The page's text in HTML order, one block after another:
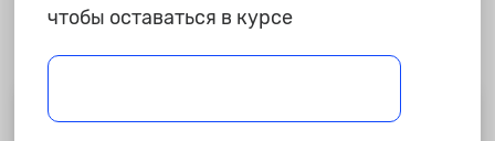
Полезная информация
чтобы оставаться в курсе